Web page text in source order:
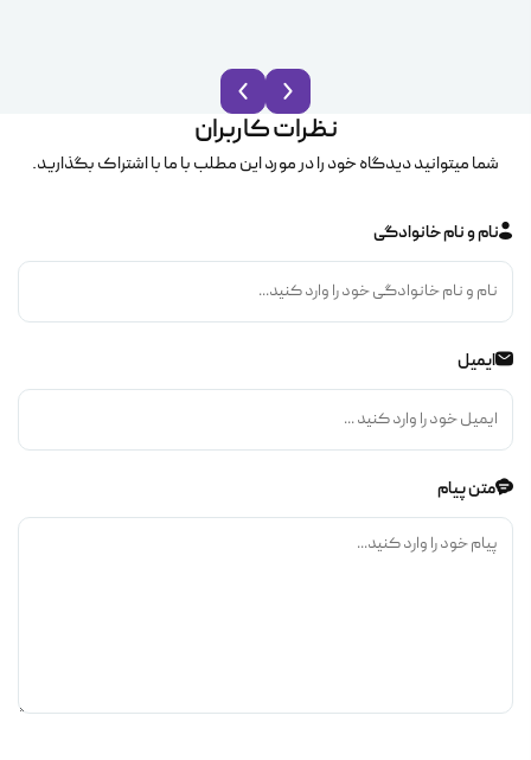
نظرات کاربران
شما میتوانید دیدگاه خود را در مورد این مطلب با ما با اشتراک بگذارید.
نام و نام خانوادگی
ایمیل
متن پیام